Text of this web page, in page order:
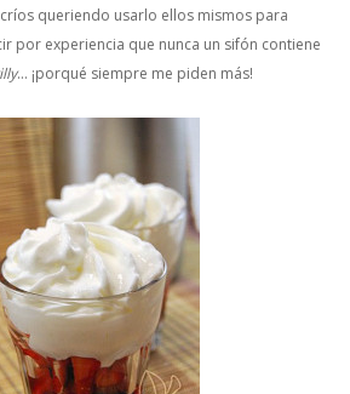
queriendo usarlo ellos mismos para
por experiencia que nunca un sifón contiene
… ¡porqué siempre me piden más!